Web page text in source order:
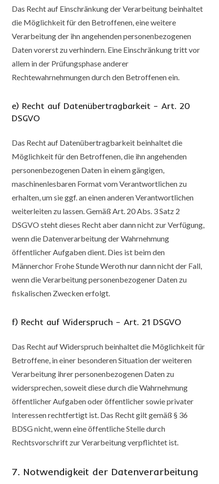
Das Recht auf Einschränkung der Verarbeitung beinhaltet
die Möglichkeit für den Betroffenen, eine weitere
Verarbeitung der ihn angehenden personenbezogenen
Daten vorerst zu verhindern. Eine Einschränkung tritt vor
allem in der Prüfungsphase anderer
Rechtewahrnehmungen durch den Betroffenen ein.
e) Recht auf Datenübertragbarkeit – Art. 20
DSGVO
Das Recht auf Datenübertragbarkeit beinhaltet die
Möglichkeit für den Betroffenen, die ihn angehenden
personenbezogenen Daten in einem gängigen,
maschinenlesbaren Format vom Verantwortlichen zu
erhalten, um sie ggf. an einen anderen Verantwortlichen
weiterleiten zu lassen. Gemäß Art. 20 Abs. 3 Satz 2
DSGVO steht dieses Recht aber dann nicht zur Verfügung,
wenn die Datenverarbeitung der Wahrnehmung
öffentlicher Aufgaben dient. Dies ist beim den
Männerchor Frohe Stunde Weroth nur dann nicht der Fall,
wenn die Verarbeitung personenbezogener Daten zu
fiskalischen Zwecken erfolgt.
f) Recht auf Widerspruch – Art. 21 DSGVO
Das Recht auf Widerspruch beinhaltet die Möglichkeit für
Betroffene, in einer besonderen Situation der weiteren
Verarbeitung ihrer personenbezogenen Daten zu
widersprechen, soweit diese durch die Wahrnehmung
öffentlicher Aufgaben oder öffentlicher sowie privater
Interessen rechtfertigt ist. Das Recht gilt gemäß § 36
BDSG nicht, wenn eine öffentliche Stelle durch
Rechtsvorschrift zur Verarbeitung verpflichtet ist.
7. Notwendigkeit der Datenverarbeitung